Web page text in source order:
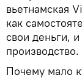
вьетнамская
как
свои деньги,
производство.
Почему мало